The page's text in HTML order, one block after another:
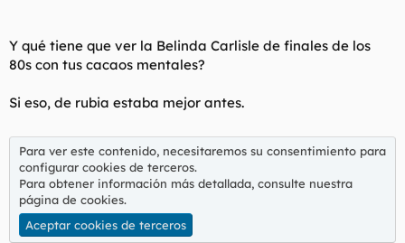
Y qué tiene que ver la Belinda Carlisle de finales de los
80s con tus cacaos mentales?
Si eso, de rubia estaba mejor antes.
Para ver este contenido, necesitaremos su consentimiento para
configurar cookies de terceros.
Para obtener información más detallada, consulte nuestra
página de cookies.
Aceptar cookies de terceros